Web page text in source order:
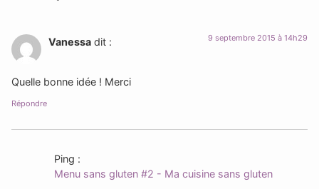
Vanessa dit : 9 septembre 2015 à 14h29
Quelle bonne idée ! Merci
Répondre
Ping :
Menu sans gluten #2 - Ma cuisine sans gluten